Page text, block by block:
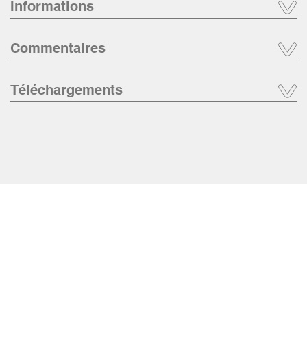
Informations
Commentaires
Téléchargements